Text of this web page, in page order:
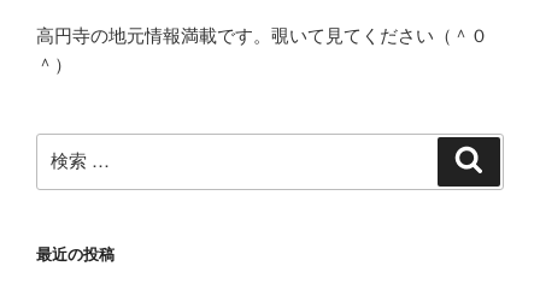
高円寺の地元情報満載です。覗いて見てください（＾０
＾）
検
索:
最近の投稿